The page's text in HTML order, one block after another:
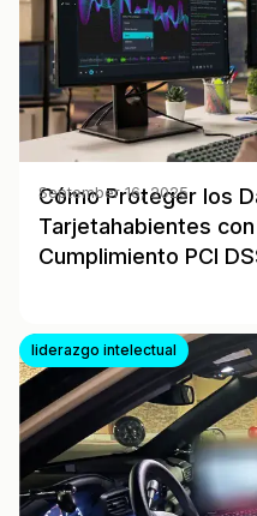
Cómo Proteger los
Tarjetahabientes
Cumplimiento PCI
September 16, 2025
liderazgo intelectual